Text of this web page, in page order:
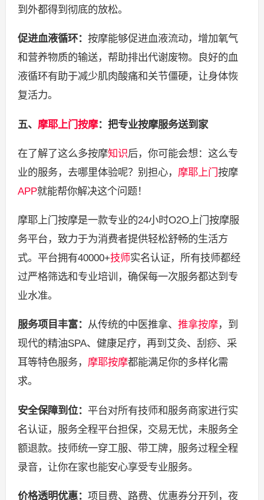
到外都得到彻底的放松。
促进血液循环： 按摩能够促进血液流动，增加氧气
和营养物质的输送，帮助排出代谢废物。良好的血
液循环有助于减少肌肉酸痛和关节僵硬，让身体恢
复活力。
五、 摩耶上门按摩：把专业按摩服务送到家
在了解了这么多按摩知识后，你可能会想：这么专
业的服务，去哪里体验呢？别担心， 摩耶上门按摩
APP就能帮你解决这个问题！
摩耶上门按摩是一款专业的24小时O2O上门按摩服
务平台，致力于为消费者提供轻松舒畅的生活方
式。平台拥有40000+技师实名认证，所有技师都经
过严格筛选和专业培训，确保每一次服务都达到专
业水准。
服务项目丰富： 从传统的中医推拿、 推拿按摩，到
现代的精油SPA、健康足疗，再到艾灸、刮痧、采
耳等特色服务， 摩耶按摩都能满足你的多样化需
求。
安全保障到位： 平台对所有技师和服务商家进行实
名认证，服务全程平台担保，交易无忧，未服务全
额退款。技师统一穿工服、带工牌，服务过程全程
录音，让你在家也能安心享受专业服务。
价格透明优惠： 项目费、路费、优惠券分开列，夜